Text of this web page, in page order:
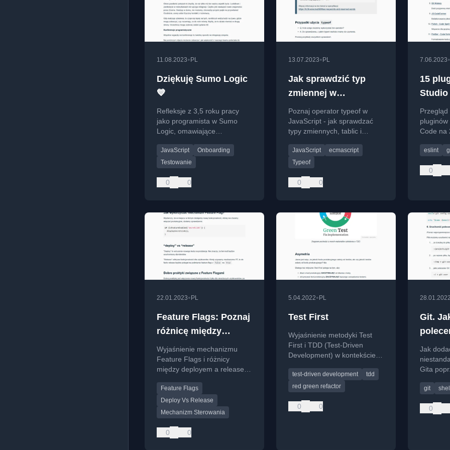
11.08.2023• PL
Dziękuję Sumo Logic
💙
Refleksje z 3,5 roku pracy
jako programista w Sumo
Logic, omawiające
międzynarodowym
środowisku i rozwoju
JavaScript
Onboarding
Testowanie
0 0
13.07.2023• PL
Jak sprawdzić typ
zmiennej w
JavaScript? Operator
typeof
Poznaj operator typeof w
JavaScript - jak sprawdzać
typy zmiennych, tablic i
najnowszą specyfikacją
ECMAScript.
JavaScript
ecmascript
Typeof
0 0
7.06.2023•
15
Studio
pluginów
Code na
eslint
0
22.01.2023• PL
Feature Flags: Poznaj
różnicę między
deployem a releasem
Wyjaśnienie mechanizmu
Feature Flags i różnicy
między deployem a releasem
Feature Flags
Deploy Vs Release
Mechanizm Sterowania
0 0
5.04.2022• PL
Test First
Wyjaśnienie metodyki Test
First i TDD (Test-Driven
Development) w kontekście
produkcyjnym.
test-driven development
tdd
red green refactor
0 0
28.01.2022
Git.
Jak
Gita
git shell
0